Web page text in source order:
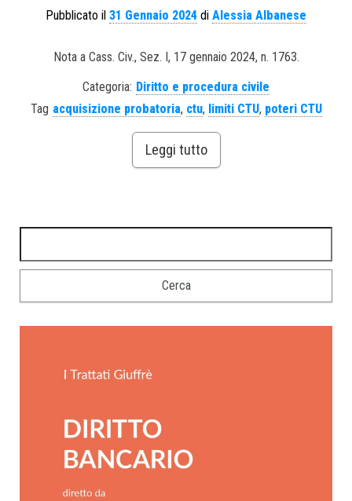
Pubblicato il 31 Gennaio 2024 di Alessia Albanese
Nota a Cass. Civ., Sez. I, 17 gennaio 2024, n. 1763.
Categoria: Diritto e procedura civile
Tag acquisizione probatoria, ctu, limiti CTU, poteri CTU
Leggi tutto